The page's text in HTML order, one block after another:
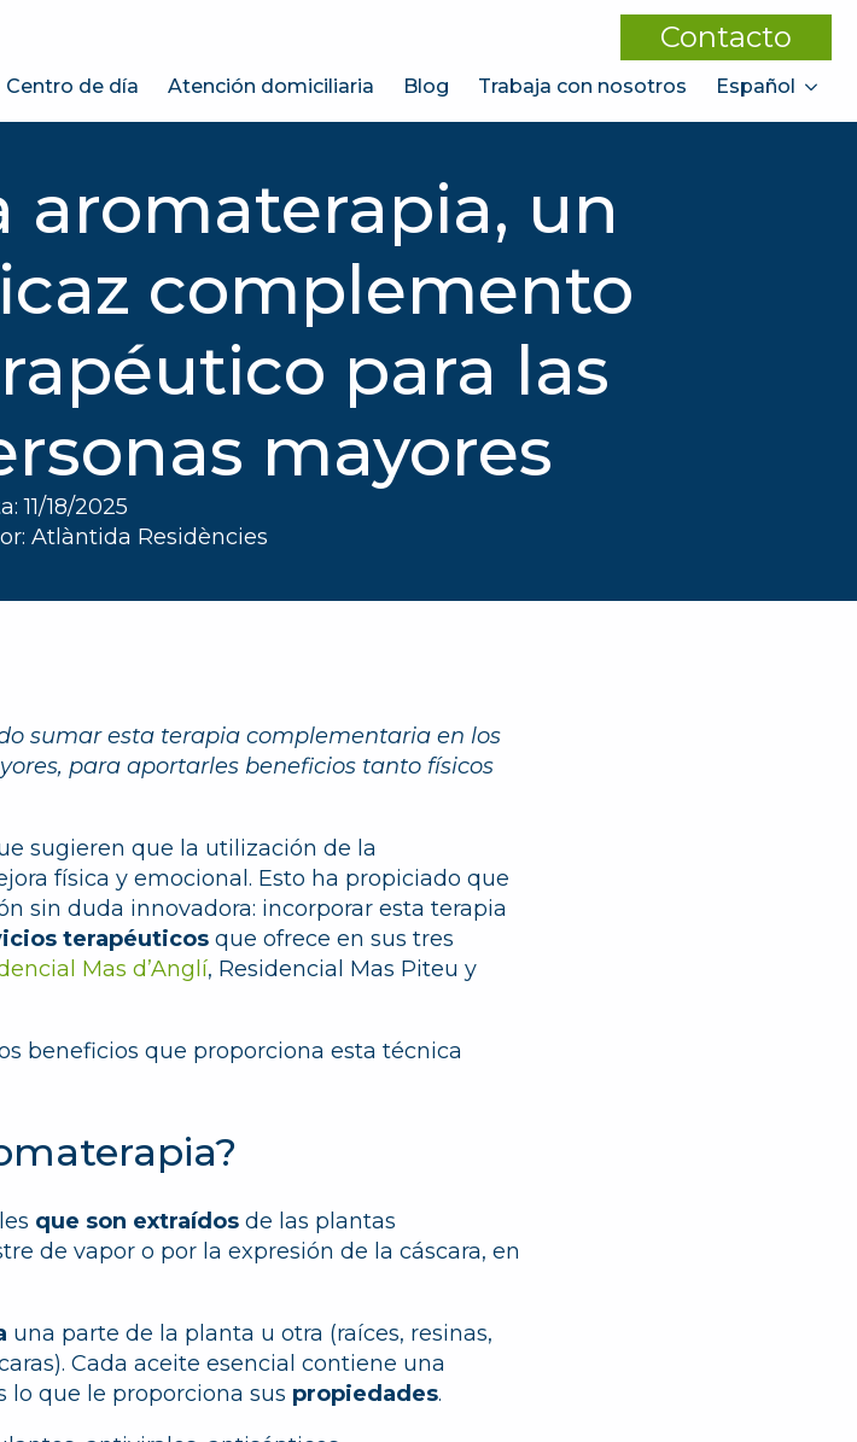
Contacto
Centro de día Atención domiciliaria Blog Trabaja con nosotros Español
aromaterapia, un
complemento
para las
mayores
11/18/2025
Atlàntida Residències
sumar esta terapia complementaria en los
para aportarles beneficios tanto físicos
sugieren que la utilización de la
física y emocional. Esto ha propiciado que
sin duda innovadora: incorporar esta terapia
terapéuticos que ofrece en sus tres
Mas d’Anglí, Residencial Mas Piteu y
beneficios que proporciona esta técnica
que son extraídos de las plantas
de vapor o por la expresión de la cáscara, en
una parte de la planta u otra (raíces, resinas,
Cada aceite esencial contiene una
lo que le proporciona sus propiedades.